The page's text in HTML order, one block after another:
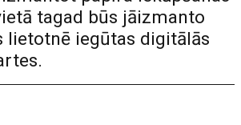
tagad būs jāizmanto
lietotnē iegūtas digitālās